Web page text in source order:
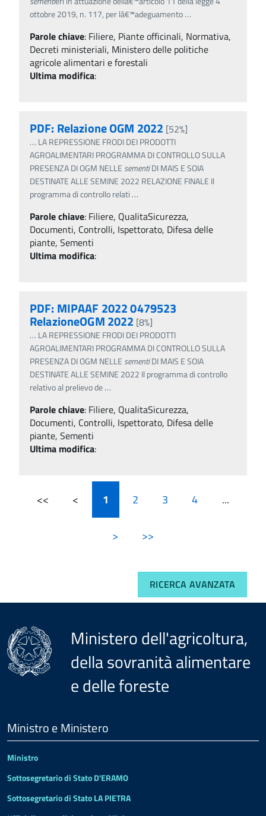
ottobre 2019, n. 117, per lâ€™adeguamento…
Parole chiave: Filiere, Piante officinali, Normativa,
Decreti ministeriali, Ministero delle politiche
agricole alimentari e forestali
Ultima modifica:
PDF: Relazione OGM 2022 [52%]
… LA REPRESSIONE FRODI DEI PRODOTTI
AGROALIMENTARI PROGRAMMA DI CONTROLLO SULLA
PRESENZA DI OGM NELLEsementiDI MAIS E SOIA
DESTINATE ALLE SEMINE 2022 RELAZIONE FINALE Il
programma di controllo relati …
Parole chiave: Filiere, QualitaSicurezza,
Documenti, Controlli, Ispettorato, Difesa delle
piante, Sementi
Ultima modifica:
PDF: MIPAAF 2022 0479523
RelazioneOGM 2022 [8%]
… LA REPRESSIONE FRODI DEI PRODOTTI
AGROALIMENTARI PROGRAMMA DI CONTROLLO SULLA
PRESENZA DI OGM NELLEsementiDI MAIS E SOIA
DESTINATE ALLE SEMINE 2022 Il programma di controllo
relativo al prelievo de…
Parole chiave: Filiere, QualitaSicurezza,
Documenti, Controlli, Ispettorato, Difesa delle
piante, Sementi
Ultima modifica:
<< < 1 2 3 4 ...
> >>
RICERCA AVANZATA
Ministero dell'agricoltura,
della sovranità alimentare
e delle foreste
Footer
Ministro e Ministero
Ministro
Sottosegretario di Stato D'ERAMO
Sottosegretario di Stato LA PIETRA